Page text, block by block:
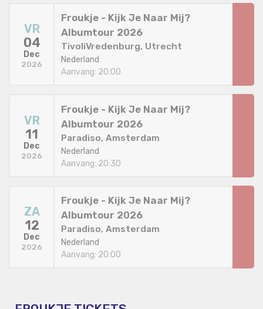
VR
04
Dec
2026
Froukje - Kijk Je Naar Mij?
Albumtour 2026
TivoliVredenburg, Utrecht
Nederland
Aanvang: 20:00
VR
11
Dec
2026
Froukje - Kijk Je Naar Mij?
Albumtour 2026
Paradiso, Amsterdam
Nederland
Aanvang: 20:30
ZA
12
Dec
2026
Froukje - Kijk Je Naar Mij?
Albumtour 2026
Paradiso, Amsterdam
Nederland
Aanvang: 20:00